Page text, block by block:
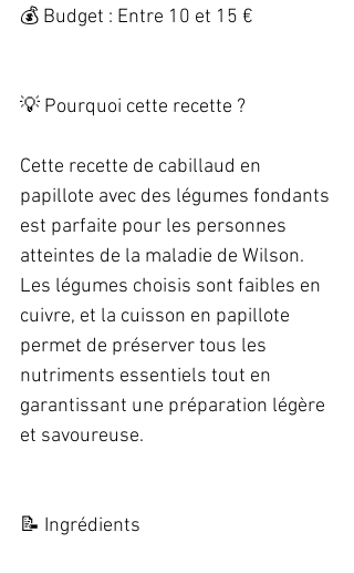
💰 Budget : Entre 10 et 15 €
💡 Pourquoi cette recette ?
Cette recette de cabillaud en
papillote avec des légumes fondants
est parfaite pour les personnes
atteintes de la maladie de Wilson.
Les légumes choisis sont faibles en
cuivre, et la cuisson en papillote
permet de préserver tous les
nutriments essentiels tout en
garantissant une préparation légère
et savoureuse.
📝 Ingrédients